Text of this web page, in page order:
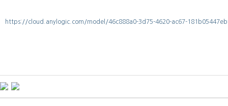
https://cloud.anylogic.com/model/46c888a0-3d75-4620-ac67-